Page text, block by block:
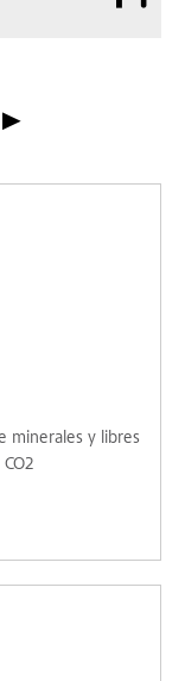
minerales y libres